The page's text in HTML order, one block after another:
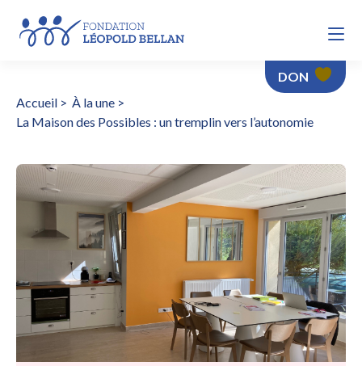
DON
Accueil > À la une >
La Maison des Possibles : un tremplin vers l’autonomie
La Maison des Possibles : un tremplin vers l’autonomie